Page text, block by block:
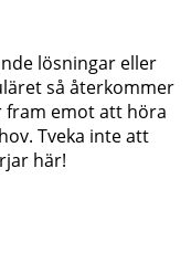
lösningar eller
så återkommer
fram emot att höra
Tveka inte att
här!